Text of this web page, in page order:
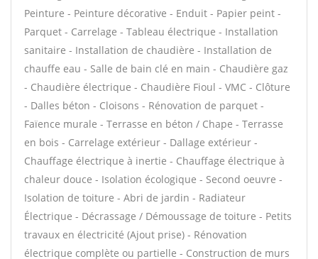
Peinture - Peinture décorative - Enduit - Papier peint -
Parquet - Carrelage - Tableau électrique - Installation
sanitaire - Installation de chaudière - Installation de
chauffe eau - Salle de bain clé en main - Chaudière gaz
- Chaudière électrique - Chaudière Fioul - VMC - Clôture
- Dalles béton - Cloisons - Rénovation de parquet -
Faïence murale - Terrasse en béton / Chape - Terrasse
en bois - Carrelage extérieur - Dallage extérieur -
Chauffage électrique à inertie - Chauffage électrique à
chaleur douce - Isolation écologique - Second oeuvre -
Isolation de toiture - Abri de jardin - Radiateur
Électrique - Décrassage / Démoussage de toiture - Petits
travaux en électricité (Ajout prise) - Rénovation
électrique complète ou partielle - Construction de murs